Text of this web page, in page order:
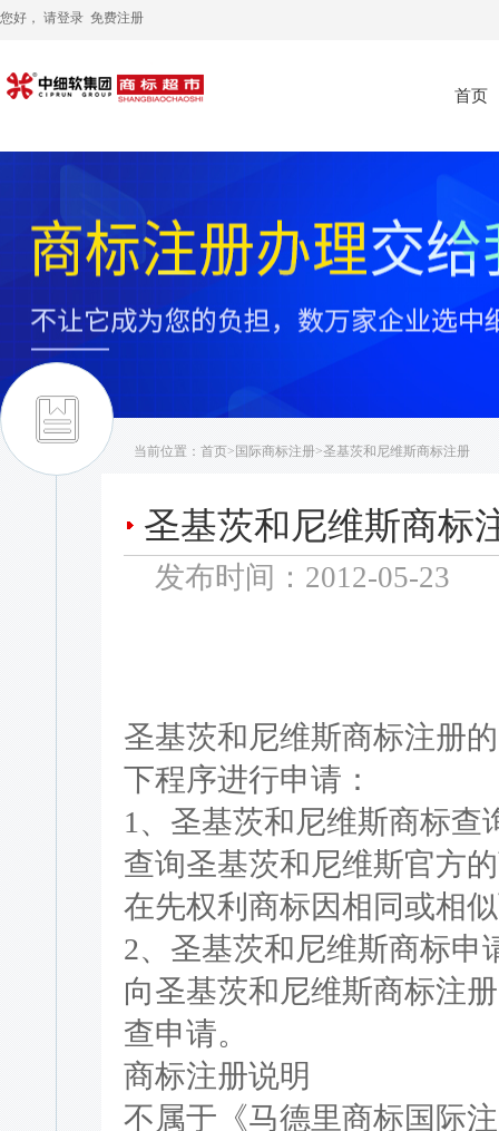
您好， 请登录 免费注册
首页
当前位置： 首页> 国际商标注册>圣基茨和尼维斯商标注册
圣基茨和尼维斯商标
发布时间：2012-05-23
圣基茨和尼维斯商标注册
下程序进行申请：
1、圣基茨和尼维斯商标查
查询圣基茨和尼维斯官方
在先权利商标因相同或相
2、圣基茨和尼维斯商标申
向圣基茨和尼维斯商标注
查申请。
商标注册说明
不属于《马德里商标国际